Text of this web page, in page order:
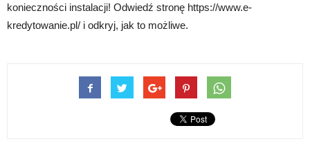
konieczności instalacji! Odwiedź stronę https://www.e-
kredytowanie.pl/ i odkryj, jak to możliwe.